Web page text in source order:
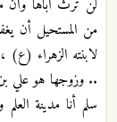
لن ترث أباها
من المستحيل أن
لابنته الزهراء (ع)
.. وزوجها هو علي
سلم أنا مدينة العلم